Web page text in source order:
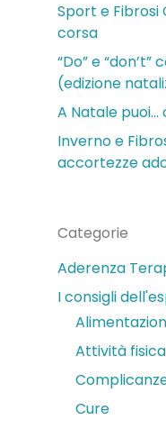
Sport e Fibrosi
corsa
“Do” e
(edizione
A Natale puoi…
Inverno e
accortezze
Categorie
Aderenza
I consigli
Attività fisica
Cure